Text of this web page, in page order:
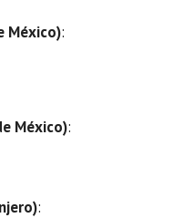
México):
México):
: